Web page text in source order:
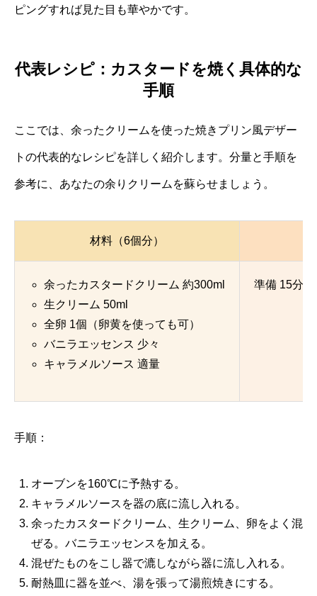
ピングすれば見た目も華やかです。
代表レシピ：カスタードを焼く具体的な
手順
ここでは、余ったクリームを使った焼きプリン風デザー
トの代表的なレシピを詳しく紹介します。分量と手順を
参考に、あなたの余りクリームを蘇らせましょう。
材料（6個分）
余ったカスタードクリーム 約300ml
生クリーム 50ml
全卵 1個（卵黄を使っても可）
バニラエッセンス 少々
キャラメルソース 適量
準備 15分
手順：
オーブンを160℃に予熱する。
キャラメルソースを器の底に流し入れる。
余ったカスタードクリーム、生クリーム、卵をよく混
ぜる。バニラエッセンスを加える。
混ぜたものをこし器で漉しながら器に流し入れる。
耐熱皿に器を並べ、湯を張って湯煎焼きにする。